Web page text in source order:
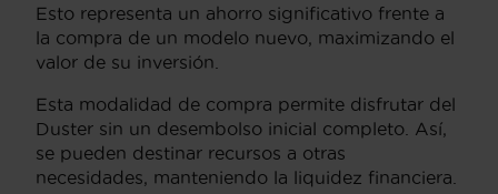
Esto representa un ahorro significativo frente a
la compra de un modelo nuevo, maximizando el
valor de su inversión.
Esta modalidad de compra permite disfrutar del
Duster sin un desembolso inicial completo. Así,
se pueden destinar recursos a otras
necesidades, manteniendo la liquidez financiera.